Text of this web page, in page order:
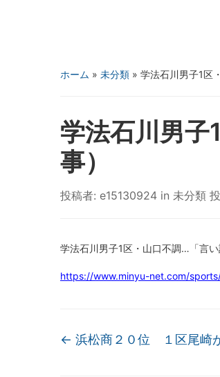
ホーム » 未分類 » 学法石川男子1区
学法石川男
事）
投稿者: e15130924 in 未分類
学法石川男子1区・山口不調…「言い
https://www.minyu-net.com/
← 浜松商２０位 １区尾崎